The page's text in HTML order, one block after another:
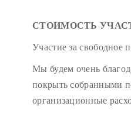
СТОИМОСТЬ
Участие за свободное
Мы будем очень
покрыть собранными
организационные